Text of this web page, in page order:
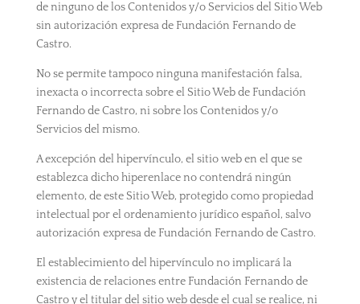
de ninguno de los Contenidos y/o Servicios del Sitio Web
sin autorización expresa de Fundación Fernando de
Castro.
No se permite tampoco ninguna manifestación falsa,
inexacta o incorrecta sobre el Sitio Web de Fundación
Fernando de Castro, ni sobre los Contenidos y/o
Servicios del mismo.
A excepción del hipervínculo, el sitio web en el que se
establezca dicho hiperenlace no contendrá ningún
elemento, de este Sitio Web, protegido como propiedad
intelectual por el ordenamiento jurídico español, salvo
autorización expresa de Fundación Fernando de Castro.
El establecimiento del hipervínculo no implicará la
existencia de relaciones entre Fundación Fernando de
Castro y el titular del sitio web desde el cual se realice, ni